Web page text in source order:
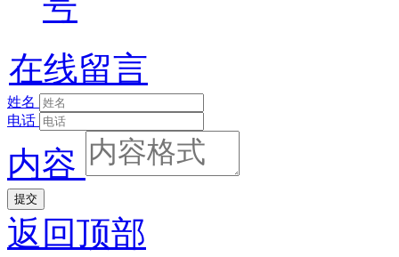
在线留言
姓名
电话
内容
提交
返回顶部